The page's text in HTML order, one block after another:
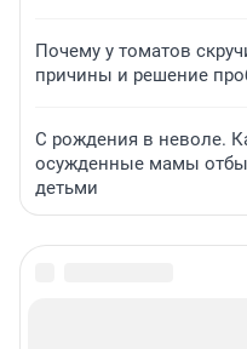
Почему у томатов
причины и решение
С рождения в неволе.
осужденные мамы
детьми